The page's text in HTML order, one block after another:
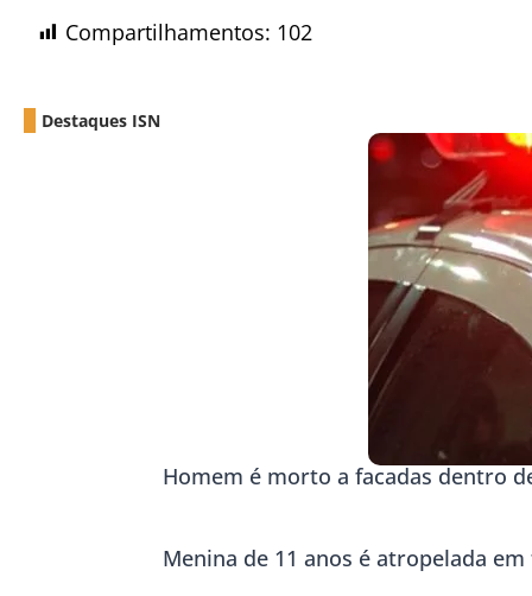
Compartilhamentos: 102
Destaques ISN
Homem é morto a facadas dentro
Menina de 11 anos é atropelada